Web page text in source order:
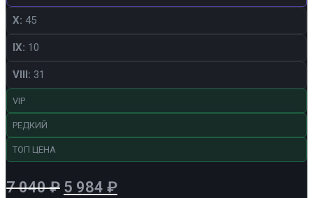
X: 45
IX: 10
VIII: 31
VIP
РЕДКИЙ
ТОП ЦЕНА
7 040₽ Первоначальная
5 984 ₽Текущая